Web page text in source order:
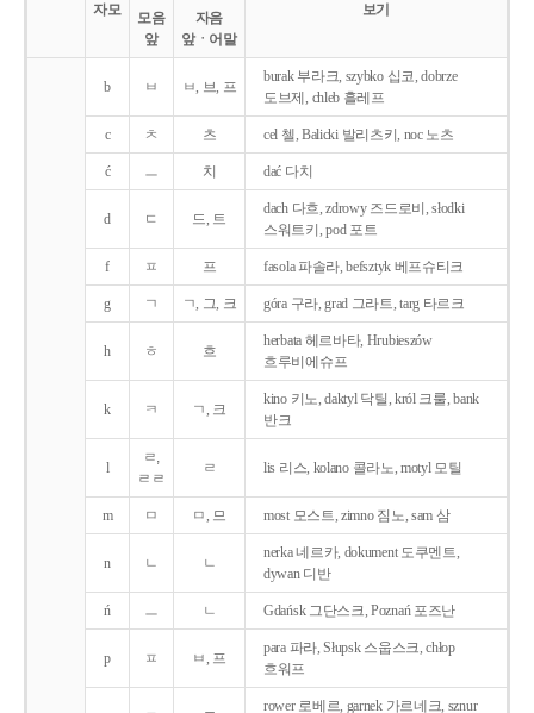
자모
보기
모음
앞
자음
앞ㆍ어말
b ㅂ ㅂ, 브, 프
burak 부라크, szybko 십코, dobrze
도브제, chleb 흘레프
c ㅊ 츠 cel 첼, Balicki 발리츠키, noc 노츠
ć ㅡ 치 dać 다치
d ㄷ 드, 트
dach 다흐, zdrowy 즈드로비, słodki
스워트키, pod 포트
f ㅍ 프 fasola 파솔라, befsztyk 베프슈티크
g ㄱ ㄱ, 그, 크 góra 구라, grad 그라트, targ 타르크
h ㅎ 흐
herbata 헤르바타, Hrubieszów
흐루비에슈프
k ㅋ ㄱ, 크
kino 키노, daktyl 닥틸, król 크룰, bank
반크
l
ㄹ,
ㄹㄹ
ㄹ lis 리스, kolano 콜라노, motyl 모틸
m ㅁ ㅁ, 므 most 모스트, zimno 짐노, sam 삼
n ㄴ ㄴ
nerka 네르카, dokument 도쿠멘트,
dywan 디반
ń ㅡ ㄴ Gdańsk 그단스크, Poznań 포즈난
p ㅍ ㅂ, 프
para 파라, Słupsk 스웁스크, chłop
흐워프
rower 로베르, garnek 가르네크, sznur